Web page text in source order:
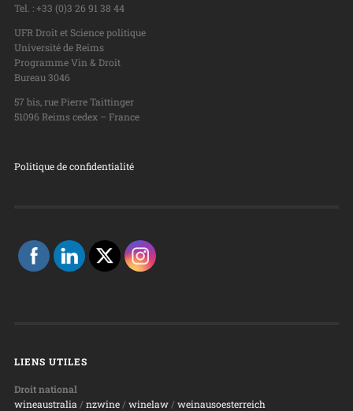
Tel. : +33 (0)3 26 91 38 44
UFR Droit et Science politique
Université de Reims
Programme Vin & Droit
Bureau 3046
57 bis, rue Pierre Taittinger
51096 Reims cedex – France
Politique de confidentialité
LIENS UTILES
Droit national
wineaustralia / nzwine/ winelaw/ weinausoesterreich